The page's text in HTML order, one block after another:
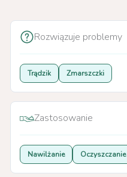
Rozwiązuje problemy
Trądzik Zmarszczki
Zastosowanie
Nawilżanie Oczyszczanie